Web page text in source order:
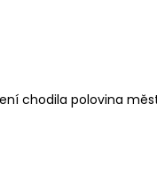
chodila polovina